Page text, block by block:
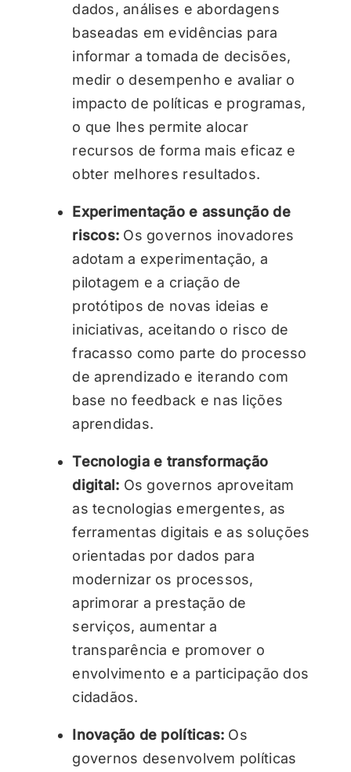
dados, análises e abordagens
baseadas em evidências para
informar a tomada de decisões,
medir o desempenho e avaliar o
impacto de políticas e programas,
o que lhes permite alocar
recursos de forma mais eficaz e
obter melhores resultados.
Experimentação e assunção de
riscos: Os governos inovadores
adotam a experimentação, a
pilotagem e a criação de
protótipos de novas ideias e
iniciativas, aceitando o risco de
fracasso como parte do processo
de aprendizado e iterando com
base no feedback e nas lições
aprendidas.
Tecnologia e transformação
digital: Os governos aproveitam
as tecnologias emergentes, as
ferramentas digitais e as soluções
orientadas por dados para
modernizar os processos,
aprimorar a prestação de
serviços, aumentar a
transparência e promover o
envolvimento e a participação dos
cidadãos.
Inovação de políticas: Os
governos desenvolvem políticas